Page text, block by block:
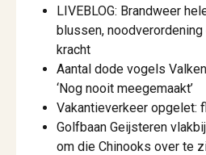
LIVEBLOG: Brandweer
blussen,
kracht
Aantal dode vogels
‘Nog nooit meegemaakt’
Vakantieverkeer opgelet:
Golfbaan Geijsteren
om die Chinooks over te